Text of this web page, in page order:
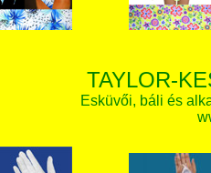
TAYLOR-
Esküvői, báli és